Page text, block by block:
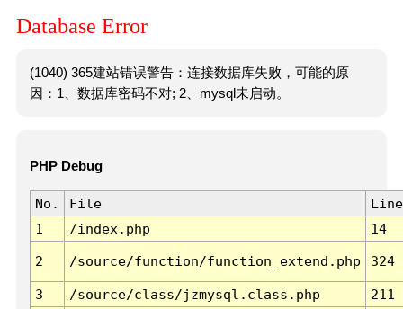
Database Error
(1040) 365建站错误警告：连接数据库失败，可能的原
因：1、数据库密码不对; 2、mysql未启动。
PHP Debug
No. File
Line
1
/index.php 14
2 /source/function/function_extend.php 324
3 /source/class/jzmysql.class.php
211